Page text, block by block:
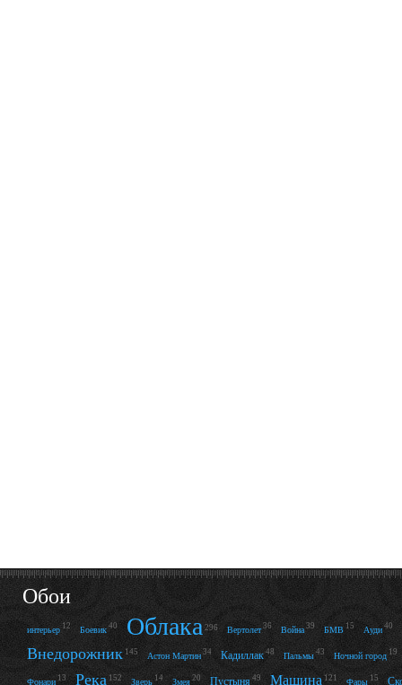
Обои
интерьер 12 Боевик 40 Облака 296 Вертолет 36 Война 39 БМВ 15 Ауди 40
Внедорожник 145 Астон Мартин 34 Кадиллак 48 Пальмы 43 Ночной город 19
Фонари 13 Река 152 Зверь 14 Змея 20 Пустыня 49 Машина 121 Фары 15